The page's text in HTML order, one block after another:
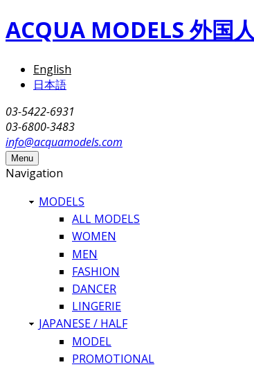
Skip to main content
ACQUA MODELS 外国
English
日本語
03-5422-6931
03-6800-3483
info@acquamodels.com
Menu
Navigation
MODELS
ALL MODELS
WOMEN
MEN
FASHION
DANCER
LINGERIE
JAPANESE / HALF
MODEL
PROMOTIONAL